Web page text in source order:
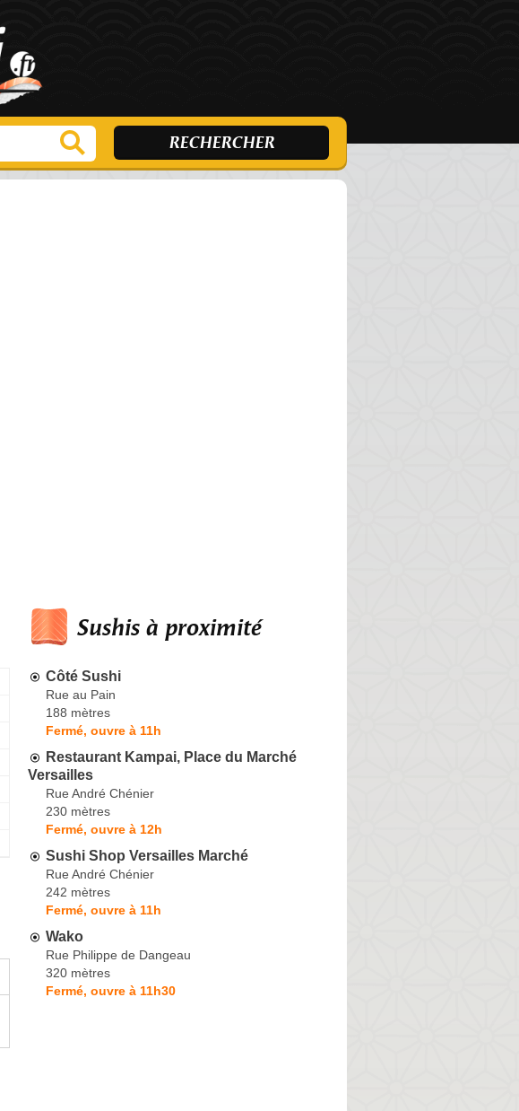
Sushis à proximité
Côté Sushi
Rue au Pain
188 mètres
Fermé, ouvre à 11h
Restaurant Kampai, Place du Marché
Versailles
Rue André Chénier
230 mètres
Fermé, ouvre à 12h
Sushi Shop Versailles Marché
Rue André Chénier
242 mètres
Fermé, ouvre à 11h
Wako
Rue Philippe de Dangeau
320 mètres
Fermé, ouvre à 11h30